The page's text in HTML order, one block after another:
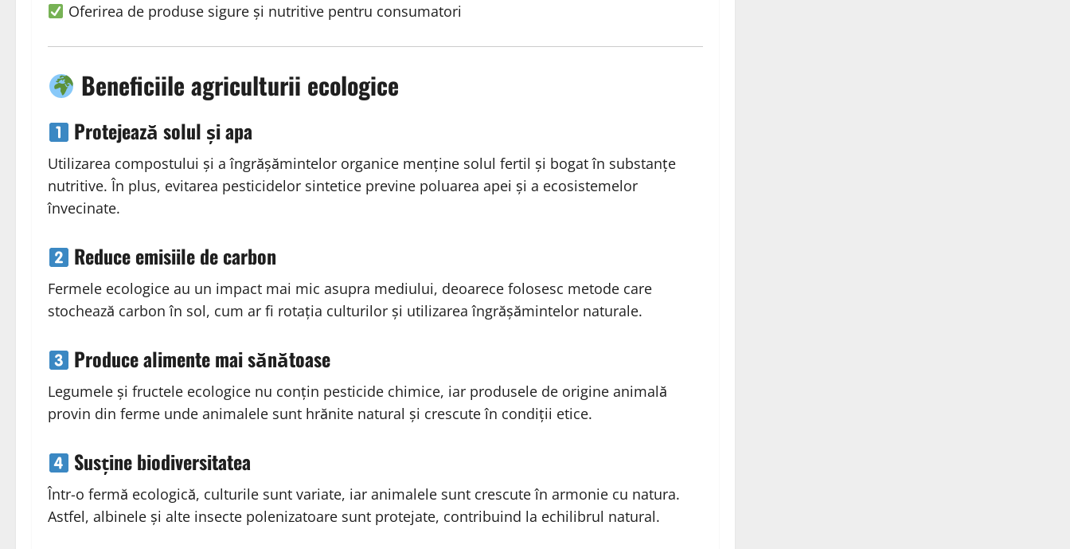
Oferirea de produse sigure și nutritive pentru consumatori
Beneficiile agriculturii ecologice
Protejează solul și apa
Utilizarea compostului și a îngrășămintelor organice menține solul fertil și bogat în substanțe
nutritive. În plus, evitarea pesticidelor sintetice previne poluarea apei și a ecosistemelor
învecinate.
Reduce emisiile de carbon
Fermele ecologice au un impact mai mic asupra mediului, deoarece folosesc metode care
stochează carbon în sol, cum ar fi rotația culturilor și utilizarea îngrășămintelor naturale.
Produce alimente mai sănătoase
Legumele și fructele ecologice nu conțin pesticide chimice, iar produsele de origine animală
provin din ferme unde animalele sunt hrănite natural și crescute în condiții etice.
Susține biodiversitatea
Într-o fermă ecologică, culturile sunt variate, iar animalele sunt crescute în armonie cu natura.
Astfel, albinele și alte insecte polenizatoare sunt protejate, contribuind la echilibrul natural.